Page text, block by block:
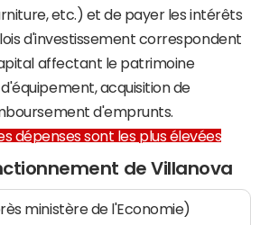
etc.) et de payer les intérêts
d'investissement correspondent
affectant le patrimoine
acquisition de
d'emprunts.
dépenses sont les plus élevées
de Villanova
ministère de l'Economie)